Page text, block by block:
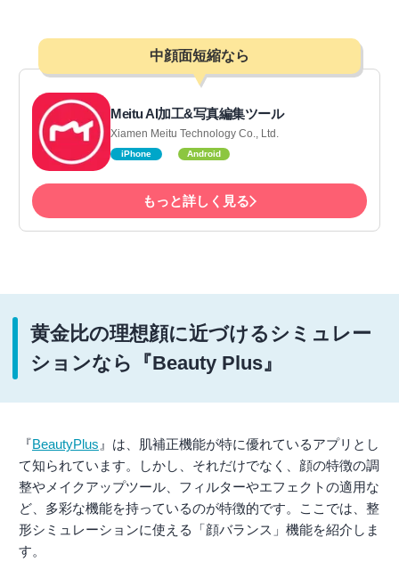
中顔面短縮なら
Meitu AI加工&写真編集ツール
Xiamen Meitu Technology Co., Ltd.
iPhone Android
もっと詳しく見る
黄金比の理想顔に近づけるシミュレー
ションなら『Beauty Plus』
『BeautyPlus 』は、肌補正機能が特に優れているアプリとし
て知られています。しかし、それだけでなく、顔の特徴の調
整やメイクアップツール、フィルターやエフェクトの適用な
ど、多彩な機能を持っているのが特徴的です。ここでは、整
形シミュレーションに使える「顔バランス」機能を紹介しま
す。